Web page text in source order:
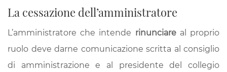
La cessazione dell’amministratore
L’amministratore che intende rinunciare al proprio
ruolo deve darne comunicazione scritta al consiglio
di amministrazione e al presidente del collegio